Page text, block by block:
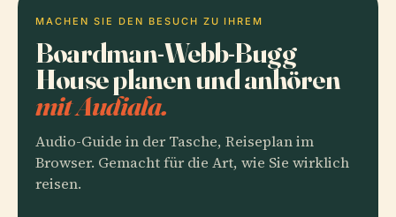
MACHEN SIE DEN BESUCH ZU IHREM
Boardman-Webb-Bugg
House planen und anhören
mit Audiala.
Audio-Guide in der Tasche, Reiseplan im
Browser. Gemacht für die Art, wie Sie wirklich
reisen.